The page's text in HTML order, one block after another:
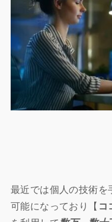
最近では個人の技術を
可能になっており【 コ